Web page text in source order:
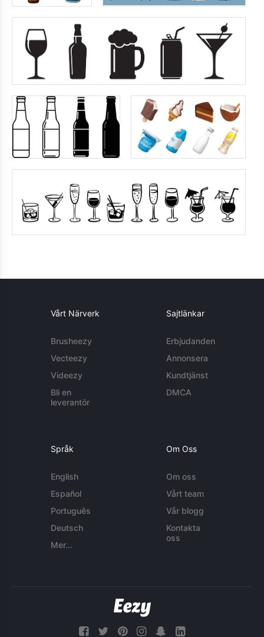
Vårt Närverk
Brusheezy
Vecteezy
Videezy
Bli en
leverantör
Sajtlänkar
Erbjudanden
Annonsera
Kundtjänst
DMCA
Språk
English
Español
Português
Deutsch
Mer...
Om Oss
Om oss
Vårt team
Vår blogg
Kontakta
oss